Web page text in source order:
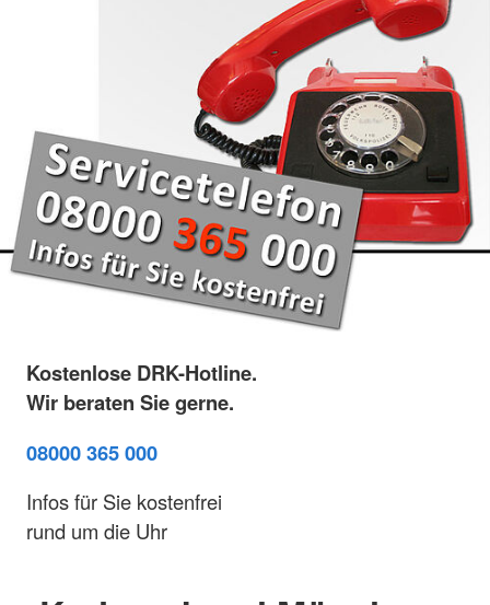
Kostenlose DRK-Hotline.
Wir beraten Sie gerne.
08000 365 000
Infos für Sie kostenfrei
rund um die Uhr